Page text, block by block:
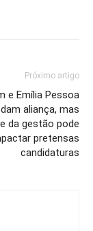
Próximo artigo
e Emília Pessoa
aliança, mas
da gestão pode
pretensas
candidaturas